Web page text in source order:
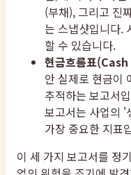
(부채), 그리고 진
는 스냅샷입니다.
할 수 있습니다.
현금흐름표
안 실제로 현금이
추적하는 보고서
보고서는 사업의 '
가장 중요한 지표
이 세 가지 보고서를 정